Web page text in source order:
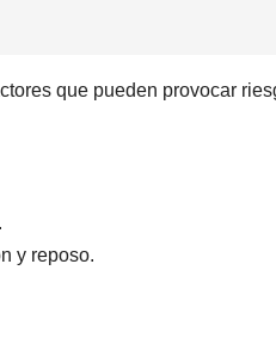
que pueden provocar
y reposo.